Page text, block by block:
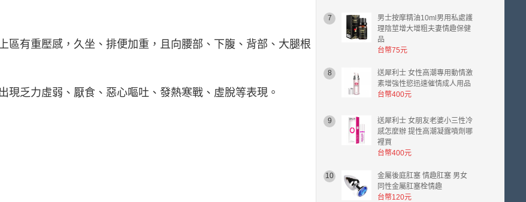
區有重壓感，久坐、排便加重，且向腰部、下腹、背部、大腿根
乏力虛弱、厭食、惡心嘔吐、發熱寒戰、虛脫等表現。
7
男士按摩精油10ml男用私處護
理陰莖增大增粗夫妻情趣保健
品
台幣75元
8
送犀利士 女性高潮專用動情激
素增強性慾迅速催情成人用品
台幣400元
9
送犀利士 女朋友老婆小三性冷
感怎麼辦 提性高潮凝露噴劑哪
裡買
台幣400元
10
金屬後庭肛塞 情趣肛塞 男女
同性金屬肛塞栓情趣
台幣120元